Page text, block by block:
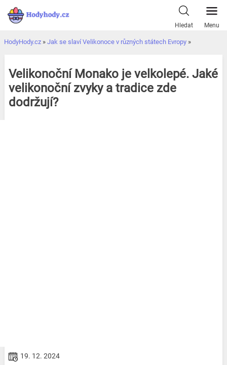
Přeskočit
Hledat Menu
HodyHody.cz » Jak se slaví Velikonoce v různých státech Evropy »
Velikonoční Monako je velkolepé. Jaké
velikonoční zvyky a tradice zde
dodržují?
19. 12. 2024